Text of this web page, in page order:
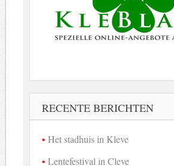
RECENTE BERICHTEN
Het stadhuis in Kleve
Lentefestival in Cleve